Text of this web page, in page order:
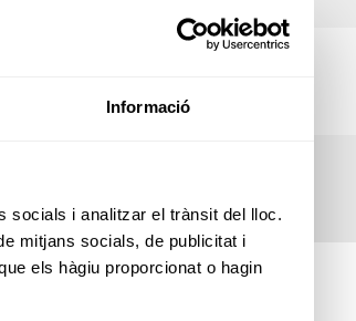
Informació
socials i analitzar el trànsit del lloc.
mitjans socials, de publicitat i
els hàgiu proporcionat o hagin